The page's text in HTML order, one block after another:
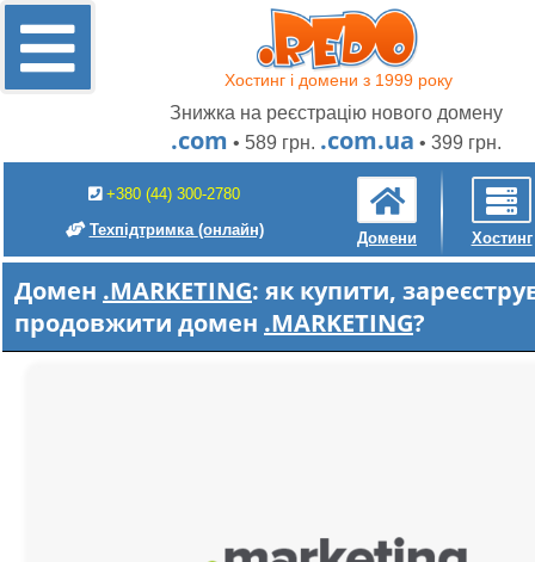
Хостинг і домени з 1999 року
Знижка на реєстрацію нового домену
.com • 589 грн. .com.ua • 399 грн.
+380 (44) 300-2780
Техпідтримка (онлайн) Домени Хостинг
Домен .MARKETING: як купити,
продовжити домен .MARKETING?